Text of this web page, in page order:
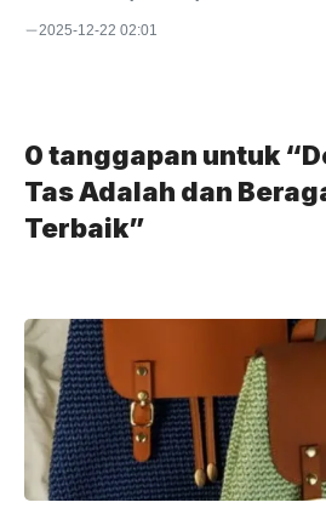
bahannya di sini. Sebagaimana
air sebentar saja. Kemudian, dalam
masuk ke serat kain sehingga basah
kelembapan hingga bau. Maka dari
mendapatkan ...
2025-12-22 02:01
0 tanggapan untuk
Tas Adalah dan
Terbaik”